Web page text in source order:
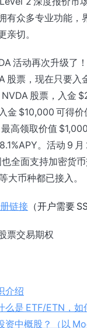
有众多专业功能，
亲切。
活动再次升级了
股票，现在只要入
股票，入金
金 $10,000 可得
高领取价值
。活动 9
全面支持加密货
大币种都已接入。
链接 （开户需要
票交易期权
介绍
么是 ETF/ETN，如
资中概股？（以